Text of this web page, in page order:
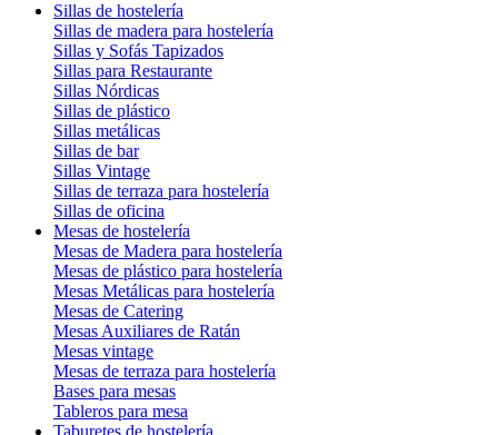
Sillas de hostelería
Sillas de madera para hostelería
Sillas y Sofás Tapizados
Sillas para Restaurante
Sillas Nórdicas
Sillas de plástico
Sillas metálicas
Sillas de bar
Sillas Vintage
Sillas de terraza para hostelería
Sillas de oficina
Mesas de hostelería
Mesas de Madera para hostelería
Mesas de plástico para hostelería
Mesas Metálicas para hostelería
Mesas de Catering
Mesas Auxiliares de Ratán
Mesas vintage
Mesas de terraza para hostelería
Bases para mesas
Tableros para mesa
Taburetes de hostelería